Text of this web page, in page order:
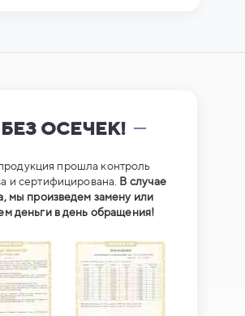
БЕЗ ОСЕЧЕК!
прошла контроль
и сертифицирована. В случае
мы произведем замену или
деньги в день обращения!